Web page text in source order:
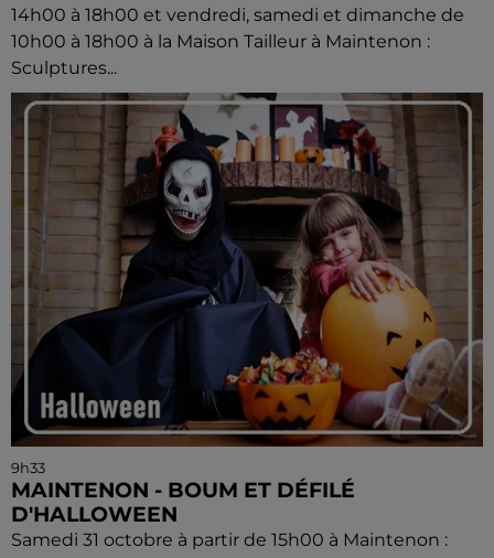
14h00 à 18h00 et vendredi, samedi et dimanche de
10h00 à 18h00 à la Maison Tailleur à Maintenon :
Sculptures...
9h33
MAINTENON - BOUM ET DÉFILÉ
D'HALLOWEEN
Samedi 31 octobre à partir de 15h00 à Maintenon :